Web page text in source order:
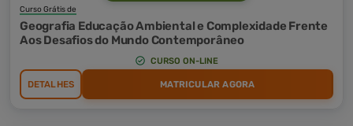
Curso Grátis de
Geografia Educação Ambiental e Complexidade Frente
Aos Desafios do Mundo Contemporâneo
CURSO ON-LINE
DETALHES MATRICULAR AGORA